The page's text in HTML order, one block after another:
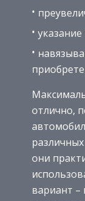
отлично,
они
вариант –